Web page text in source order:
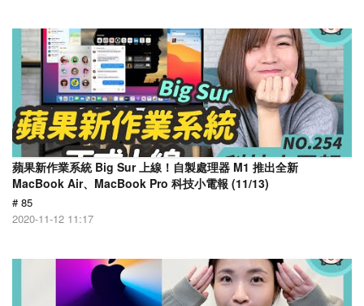
蘋果新作業系統 Big Sur 上線！自製處理器 M1 推出全新
MacBook Air、MacBook Pro 科技小電報 (11/13)
# 85
2020-11-12 11:17